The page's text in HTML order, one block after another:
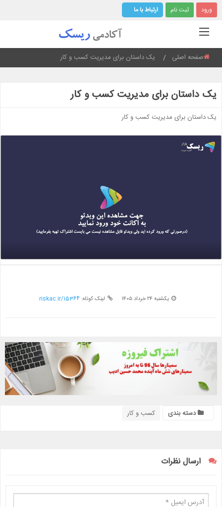
ورود ثبت نام ارتباط با ما
Current:
یک داستان برای مدیریت کسب و کار صفحه اصلی
یک داستان برای مدیریت کسب و کار
یک داستان برای مدیریت کسب و کار
يکشنبه ۲۴ خرداد ۱۴۰۵ لینک کوتاه:riskac.ir/15364
دسته بندی کسب و کار
ارسال نظرات